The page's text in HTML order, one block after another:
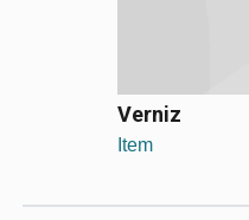
Verniz
Item